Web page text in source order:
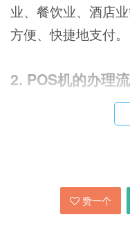
业、餐饮业、酒店
方便、快捷地支付。
2. POS机的办理
办理POS机一般需
第一步：选择要合
付宝、微信等；
赞一个